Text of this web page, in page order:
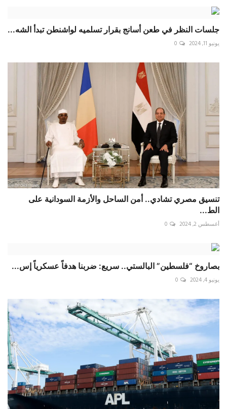
جلسات النظر في طعن أسانج بقرار تسلميه لواشنطن تبدأ الشه...
يونيو 11, 2024 0
تنسيق مصري تشادي.. أمن الساحل والأزمة السودانية على
الط...
أغسطس 2, 2024 0
بصاروخ “فلسطين” البالستي.. سريع: ضربنا هدفاً عسكرياً إس...
يونيو 4, 2024 0